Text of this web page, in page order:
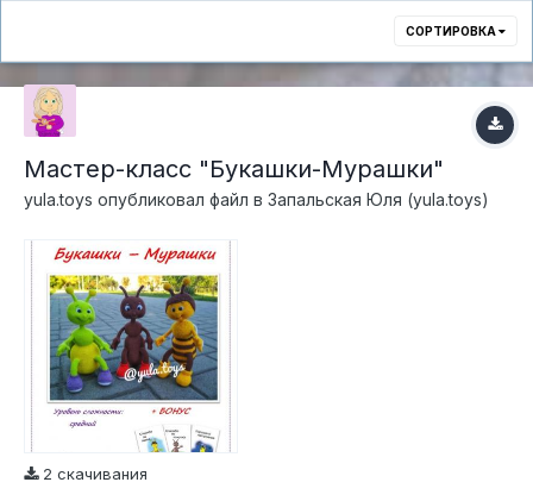
СОРТИРОВКА
Мастер-класс "Букашки-Мурашки"
yula.toys опубликовал файл в Запальская Юля (yula.toys)
2 скачивания